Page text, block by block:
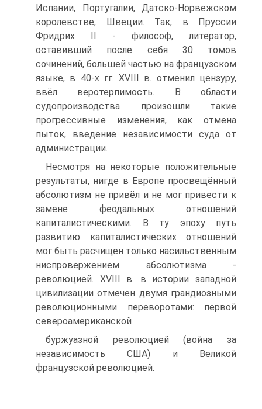
Испании, Португалии, Датско-Норвежском
королевстве, Швеции. Так, в Пруссии
Фридрих II - фило­соф, литератор,
оставивший после себя 30 томов
сочинений, большей частью на французском
языке, в 40-х гг. XVIII в. отменил цензуру,
ввёл веротерпимость. В области
судопроизводства произошли такие
прогрессивные изменения, как от­мена
пыток, введение независимости суда от
администрации.
Несмотря на некоторые положительные
результаты, нигде в Европе про­свещённый
абсолютизм не привёл и не мог привести к
замене феодальных от­ношений
капиталистическими. В ту эпоху путь
развитию капиталистических отношений
мог быть расчищен только насильственным
ниспровержением абсо­лютизма -
революцией. XVIII в. в истории западной
цивилизации отмечен дву­мя грандиозными
революционными переворотами: первой
североамериканской
буржуазной революцией (война за
независимость США) и Великой
французской революцией.